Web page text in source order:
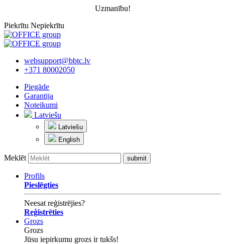
Uzmanību!
Piekrītu Nepiekrītu
websupport@bbtc.lv
+371 80002050
Piegāde
Garantija
Noteikumi
Latviešu
Latviešu
English
Meklēt
Profils
Pieslēgties
Neesat reģistrējies?
Reģistrēties
Grozs
Grozs
Jūsu iepirkumu grozs ir tukšs!